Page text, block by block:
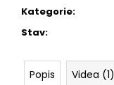
Kategorie:
Stav:
Popis Videa (1)
JETHRO
TULL
RISING
MC